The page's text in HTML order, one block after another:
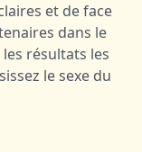
et de face
dans le
résultats les
le sexe du